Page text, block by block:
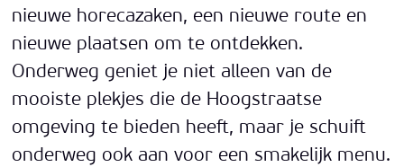
nieuwe horecazaken, een nieuwe route en
nieuwe plaatsen om te ontdekken.
Onderweg geniet je niet alleen van de
mooiste plekjes die de Hoogstraatse
omgeving te bieden heeft, maar je schuift
onderweg ook aan voor een smakelijk menu.